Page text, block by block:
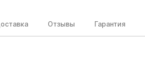
Отзывы Гарантия